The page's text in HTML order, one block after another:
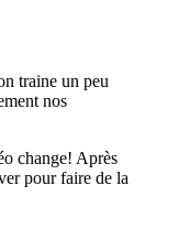
traine un peu
nos
change! Après
pour faire de la